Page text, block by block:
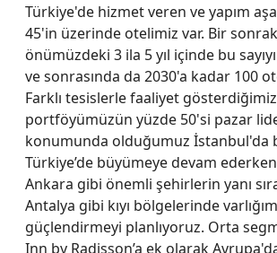
Türkiye'de hizmet veren ve yapım
45'in üzerinde otelimiz var. Bir
önümüzdeki 3 ila 5 yıl içinde bu
ve sonrasında da 2030'a kadar 100
Farklı tesislerle faaliyet
portföyümüzün yüzde 50'si pazar
konumunda olduğumuz İstanbul'da
Türkiye’de büyümeye devam
Ankara gibi önemli şehirlerin yanı
Antalya gibi kıyı bölgelerinde
güçlendirmeyi planlıyoruz. Orta
Inn by Radisson’a ek olarak